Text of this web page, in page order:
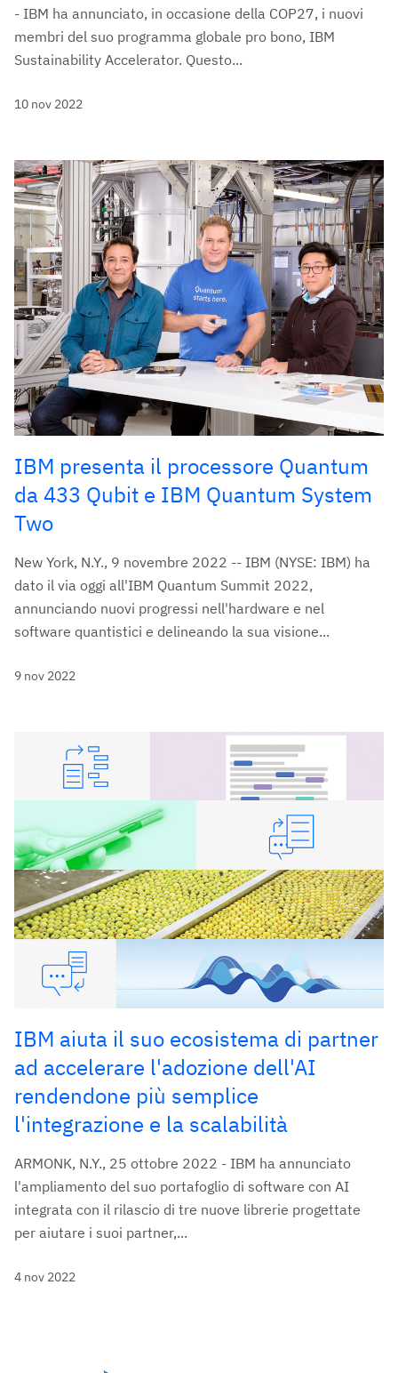
- IBM ha annunciato, in occasione della COP27, i nuovi
membri del suo programma globale pro bono, IBM
Sustainability Accelerator. Questo...
10 nov 2022
IBM presenta il processore Quantum
da 433 Qubit e IBM Quantum System
Two
New York, N.Y., 9 novembre 2022 -- IBM (NYSE: IBM) ha
dato il via oggi all'IBM Quantum Summit 2022,
annunciando nuovi progressi nell'hardware e nel
software quantistici e delineando la sua visione...
9 nov 2022
IBM aiuta il suo ecosistema di partner
ad accelerare l'adozione dell'AI
rendendone più semplice
l'integrazione e la scalabilità
ARMONK, N.Y., 25 ottobre 2022 - IBM ha annunciato
l'ampliamento del suo portafoglio di software con AI
integrata con il rilascio di tre nuove librerie progettate
per aiutare i suoi partner,...
4 nov 2022